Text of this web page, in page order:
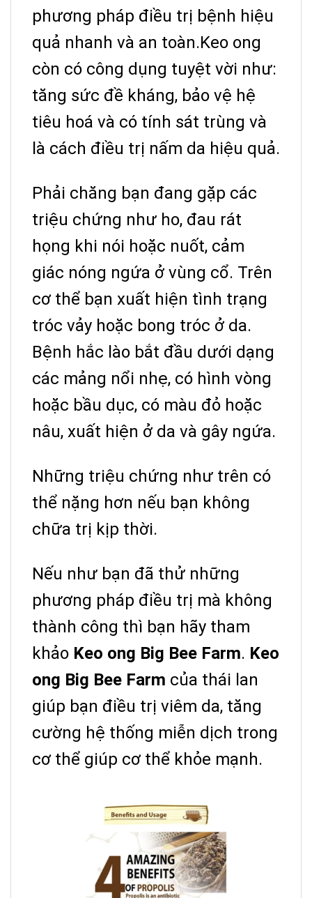
phương pháp điều trị bệnh hiệu
quả nhanh và an toàn.Keo ong
còn có công dụng tuyệt vời như:
tăng sức đề kháng, bảo vệ hệ
tiêu hoá và có tính sát trùng và
là cách điều trị nấm da hiệu quả.
Phải chăng bạn đang gặp các
triệu chứng như ho, đau rát
họng khi nói hoặc nuốt, cảm
giác nóng ngứa ở vùng cổ. Trên
cơ thể bạn xuất hiện tình trạng
tróc vảy hoặc bong tróc ở da.
Bệnh hắc lào bắt đầu dưới dạng
các mảng nổi nhẹ, có hình vòng
hoặc bầu dục, có màu đỏ hoặc
nâu, xuất hiện ở da và gây ngứa.
Những triệu chứng như trên có
thể nặng hơn nếu bạn không
chữa trị kịp thời.
Nếu như bạn đã thử những
phương pháp điều trị mà không
thành công thì bạn hãy tham
khảo Keo ong Big Bee Farm. Keo
ong Big Bee Farm của thái lan
giúp bạn điều trị viêm da, tăng
cường hệ thống miễn dịch trong
cơ thể giúp cơ thể khỏe mạnh.